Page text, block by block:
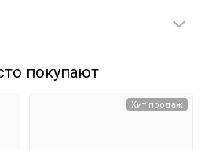
покупают
Хит продаж